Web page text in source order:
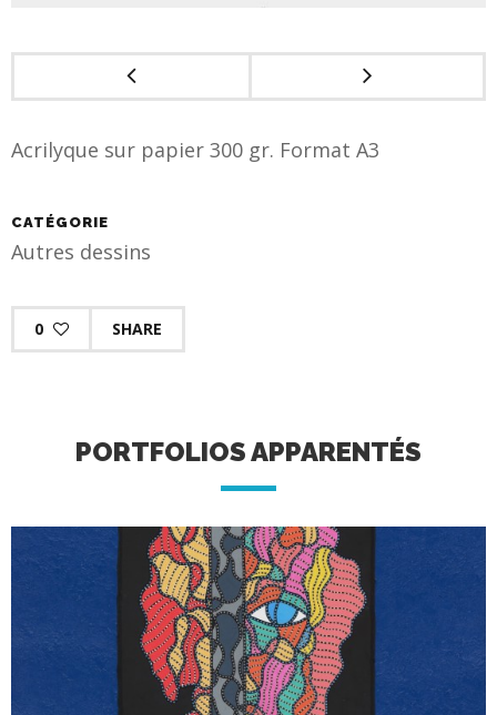
Acrilyque sur papier 300 gr. Format A3
CATÉGORIE
Autres dessins
0 SHARE
PORTFOLIOS APPARENTÉS